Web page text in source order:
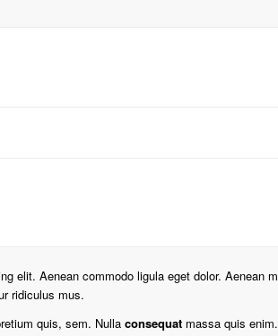
elit. Aenean commodo ligula eget dolor. Aenean
ridiculus mus.
quis, sem. Nulla consequat massa quis